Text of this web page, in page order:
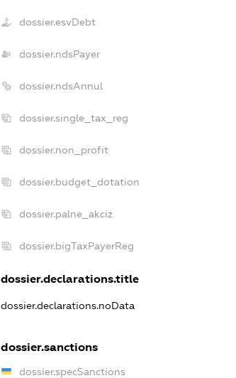
dossier.esvDebt
dossier.ndsPayer
dossier.ndsAnnul
dossier.single_tax_reg
dossier.non_profit
dossier.budget_dotation
dossier.palne_akciz
dossier.bigTaxPayerReg
dossier.declarations.title
dossier.declarations.noData
dossier.sanctions
dossier.specSanctions